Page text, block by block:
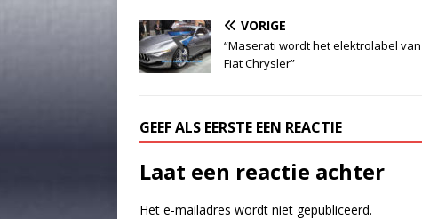
VORIGE
“Maserati wordt het elektrolabel van
Fiat Chrysler”
GEEF ALS EERSTE EEN REACTIE
Laat een reactie achter
Het e-mailadres wordt niet gepubliceerd.